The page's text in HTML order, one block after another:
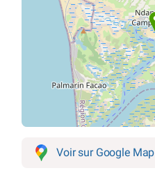
Voir sur Google Map